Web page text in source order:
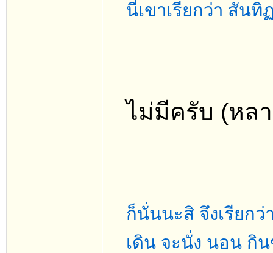
นี่เขาเรียกว่า สันทิ
ไม่มีครับ (หล
ก็นั่นนะสิ จึงเรียกว่
เดิน จะนั่ง นอน กิ